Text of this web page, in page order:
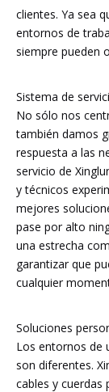
clientes. Ya sea
entornos de
siempre pueden
Sistema de
No sólo nos
también damos
respuesta a las
servicio de
y técnicos
mejores
pase por alto
una estrecha
garantizar que
cualquier
Soluciones
Los entornos de
son diferentes.
cables y cuerdas